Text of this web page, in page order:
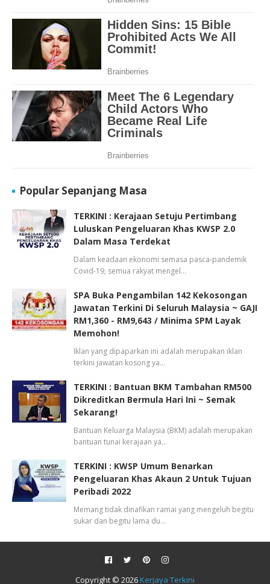
Popular Sepanjang Masa
TERKINI : Kerajaan Setuju Pertimbang
Luluskan Pengeluaran Khas KWSP 2.0
Dalam Masa Terdekat
Dalam keadaan ekonomi semasa pasca-pandemik
Covid-19, semua rakyat mengel…
SPA Buka Pengambilan 142 Kekosongan
Jawatan Terkini Di Seluruh Malaysia ~ GAJI
RM1,360 - RM9,643 / Minima SPM Layak
Memohon!
Iklan yang dipaparkan ini adalah merupakan iklan
terkini jawatan kosong ya…
TERKINI : Bantuan BKM Tambahan RM500
Dikreditkan Bermula Hari Ini ~ Semak
Sekarang!
Bantuan Keluarga Malaysia (BKM) adalah merupakan
bantuan tunai kerajaan ya…
TERKINI : KWSP Umum Benarkan
Pengeluaran Khas Akaun 2 Untuk Tujuan
Peribadi 2022
Memang tidak dinafikan ramai yang mengeluh begitu
sukar dan begitu lama du…
Copyright © 2026 Kerjaya Terkini